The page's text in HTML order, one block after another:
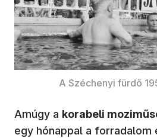
A Széchenyi fürdő
Amúgy a korabeli
egy hónappal a forradalom